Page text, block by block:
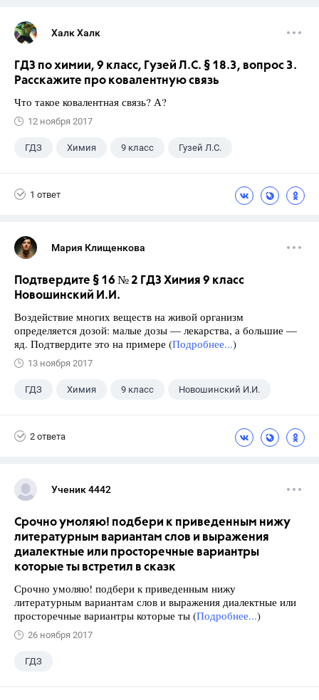
Халк Халк
ГДЗ по химии, 9 класс, Гузей Л.С. § 18.3, вопрос 3.
Расскажите про ковалентную связь
Что такое ковалентная связь? А?
12 ноября 2017
ГДЗ Химия 9 класс Гузей Л.С.
1 ответ
Мария Клищенкова
Подтвердите § 16 № 2 ГДЗ Химия 9 класс
Новошинский И.И.
Воздействие многих веществ на живой организм
определяется дозой: малые дозы — лекарства, а большие —
яд. Подтвердите это на примере (Подробнее...)
13 ноября 2017
ГДЗ Химия 9 класс Новошинский И.И.
2 ответа
Ученик 4442
Срочно умоляю! подбери к приведенным нижу
литературным вариантам слов и выражения
диалектные или просторечные вариантры
которые ты встретил в сказк
Срочно умоляю! подбери к приведенным нижу
литературным вариантам слов и выражения диалектные или
просторечные вариантры которые ты (Подробнее...)
26 ноября 2017
ГДЗ